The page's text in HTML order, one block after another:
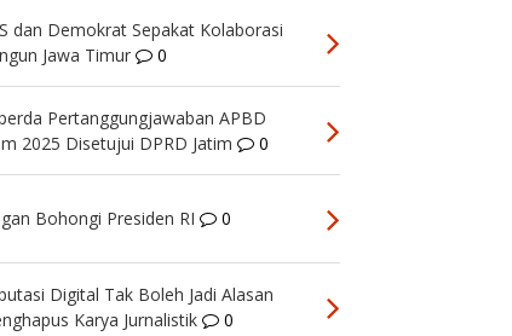
dan Demokrat Sepakat Kolaborasi
Jawa Timur
0
Pertanggungjawaban APBD
2025 Disetujui DPRD Jatim
0
Bohongi Presiden RI 0
Digital Tak Boleh Jadi Alasan
Karya Jurnalistik
0